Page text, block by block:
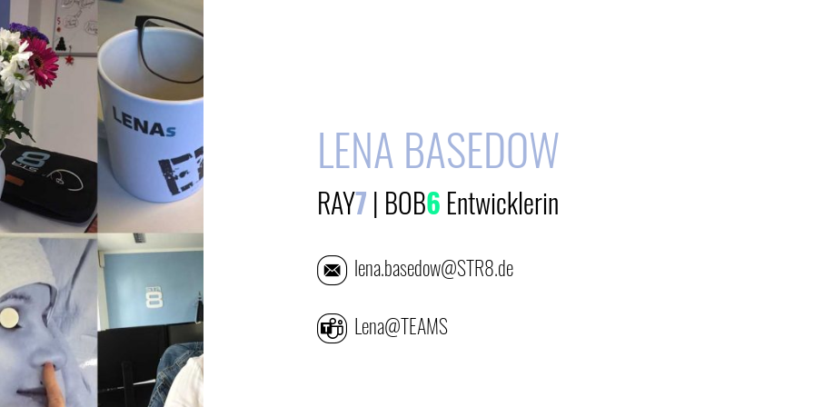
LENA BASEDOW
RAY7 | BOB6 Entwicklerin
lena.basedow@STR8.de
Lena@TEAMS